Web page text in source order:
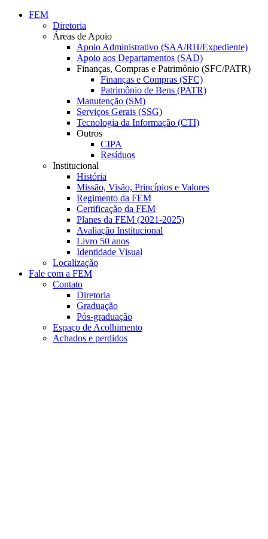
Conteúdo principal
FEM
Diretoria
Áreas de Apoio
Apoio Administrativo (SAA/RH/Expediente)
Apoio aos Departamentos (SAD)
Finanças, Compras e Patrimônio (SFC/PATR)
Finanças e Compras (SFC)
Patrimônio de Bens (PATR)
Manutenção (SM)
Serviços Gerais (SSG)
Tecnologia da Informação (CTI)
Outros
CIPA
Resíduos
Institucional
História
Missão, Visão, Princípios e Valores
Regimento da FEM
Certificação da FEM
Planes da FEM (2021-2025)
Avaliação Institucional
Livro 50 anos
Identidade Visual
Localização
Fale com a FEM
Contato
Diretoria
Graduação
Pós-graduação
Espaço de Acolhimento
Achados e perdidos